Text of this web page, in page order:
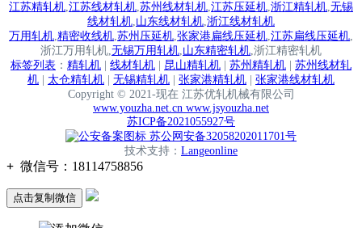
江苏精轧机,江苏线材轧机,苏州线材轧机,江苏压延机,浙江精轧机,无锡
线材轧机,山东线材轧机,浙江线材轧机
万用轧机,精密收线机,苏州压延机,张家港扁线压延机,江苏扁线压延机,
浙江万用轧机,无锡万用轧机,山东精密轧机,浙江精密轧机
标签列表 ： 精轧机 线材轧机 昆山精轧机 苏州精轧机
苏州线材轧
机
太仓精轧机 无锡精轧机 张家港精轧机
张家港线材轧机
Copyright © 2021-现在 江苏优轧机械有限公司
www.youzha.net.cn www.jsyouzha.net
苏ICP备2021055927号
苏公网安备32058202011701号
技术支持： Langeonline
+ 微信号： 18114758856
点击复制微信